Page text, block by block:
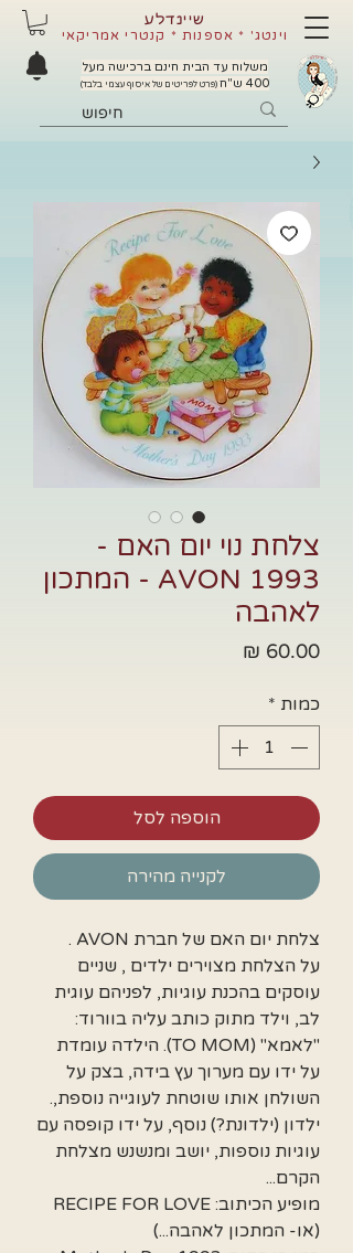
שיינדלע
וינטג' * אספנות * קנטרי אמריקאי
משלוח עד הבית חינם ברכישה מעל
400 ש"ח
(פרט לפריטים של איסוף עצמי בלבד)
צלחת נוי יום האם -
1993 AVON - המתכון
לאהבה
כמות *
הוספה לסל
לקנייה מהירה
צלחת יום האם של חברת AVON .
על הצלחת מצוירים ילדים , שניים
עוסקים בהכנת עוגיות, לפניהם עוגית
לב, וילד מתוק כותב עליה בוורוד:
"לאמא" (TO MOM). הילדה עומדת
על ידו עם מערוך עץ בידה, בצק על
השולחן אותו שוטחת לעוגייה נוספת,.
ילדון (ילדונת?) נוסף, על ידו קופסה עם
עוגיות נוספות, יושב ומנשנש מצלחת
הקרם...
מופיע הכיתוב: RECIPE FOR LOVE
(או- המתכון לאהבה...)